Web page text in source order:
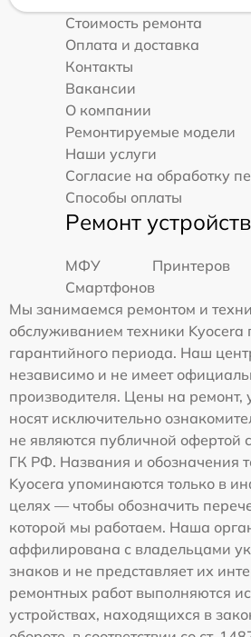
Стоимость ремонта
Оплата и доставка
Контакты
Вакансии
О компании
Ремонтируемые модели
Наши услуги
Согласие на обработку
Способы оплаты
Ремонт устройств
МФУ
Принтеров
Смартфонов
Мы занимаемся ремонтом и
обслуживанием техники Kyocera
гарантийного периода. Наш
независимо и не имеет
производителя. Цены на ремонт,
носят исключительно
не являются публичной офертой
ГК РФ. Названия и обозначения
Kyocera упоминаются только в
целях — чтобы обозначить
которой мы работаем. Наша
аффилирована с владельцами
знаков и не представляет их
ремонтных работ выполняются
устройствах, находящихся в